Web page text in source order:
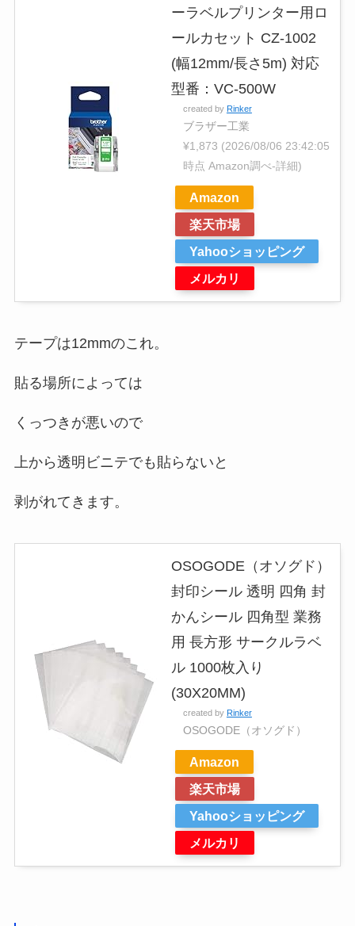
ーラベルプリンター用ロ
ールカセット CZ-1002
(幅12mm/長さ5m) 対応
型番：VC-500W
created by Rinker
ブラザー工業
¥1,873 (2026/08/06 23:42:05
時点 Amazon調べ-詳細)
Amazon
楽天市場
Yahooショッピング
メルカリ
テープは12mmのこれ。
貼る場所によっては
くっつきが悪いので
上から透明ビニテでも貼らないと
剥がれてきます。
OSOGODE（オソグド）
封印シール 透明 四角 封
かんシール 四角型 業務
用 長方形 サークルラベ
ル 1000枚入り
(30X20MM)
created by Rinker
OSOGODE（オソグド）
Amazon
楽天市場
Yahooショッピング
メルカリ